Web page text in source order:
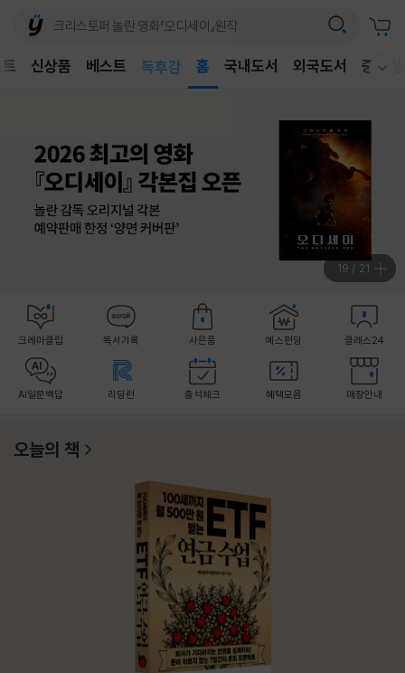
신상품 베스트
독후감
홈 국내도서 외국도서 중고샵
19 / 21
크레마클럽 독서기록 사은품 예스펀딩 클래스24
AI일문백답 리딩런 출석체크 혜택모음 매장안내
오늘의 책